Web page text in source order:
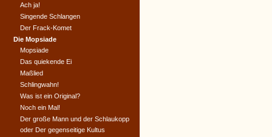
Ach ja!
Singende Schlangen
Der Frack-Komet
Die Mopsiade
Mopsiade
Das quiekende Ei
Maßlied
Schlingwahn!
Was ist ein Original?
Noch ein Mal!
Der große Mann und der Schlaukopp
oder Der gegenseitige Kultus